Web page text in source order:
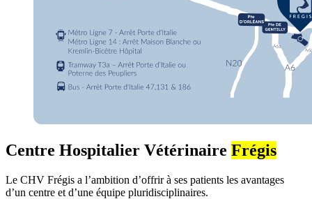
Centre Hospitalier Vétérinaire Frégis
Le CHV Frégis a l’ambition d’offrir à ses patients les avantages
d’un centre et d’une équipe pluridisciplinaires.